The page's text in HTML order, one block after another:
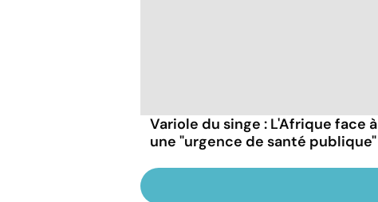
Variole du singe : L'Afrique face à
une "urgence de santé publique"